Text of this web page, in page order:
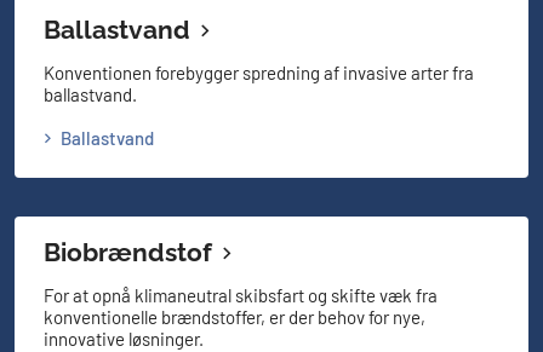
Ballastvand
Konventionen forebygger spredning af invasive arter fra
ballastvand.
Ballastvand
Biobrændstof
For at opnå klimaneutral skibsfart og skifte væk fra
konventionelle brændstoffer, er der behov for nye,
innovative løsninger.